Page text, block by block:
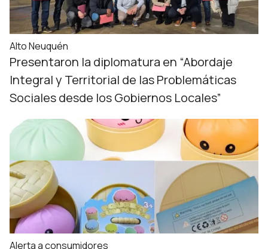
Alto Neuquén
Presentaron la diplomatura en “Abordaje
Integral y Territorial de las Problemáticas
Sociales desde los Gobiernos Locales”
Alerta a consumidores